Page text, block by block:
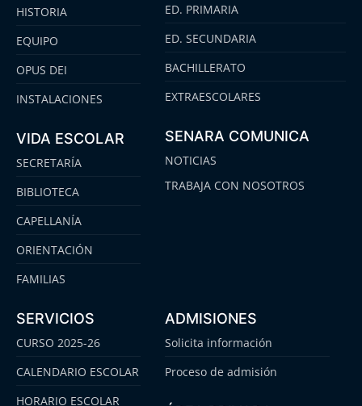
HISTORIA
EQUIPO
OPUS DEI
INSTALACIONES
VIDA ESCOLAR
SECRETARÍA
BIBLIOTECA
CAPELLANÍA
ORIENTACIÓN
FAMILIAS
ED. PRIMARIA
ED. SECUNDARIA
BACHILLERATO
EXTRAESCOLARES
SENARA COMUNICA
NOTICIAS
TRABAJA CON NOSOTROS
SERVICIOS
CURSO 2025-26
CALENDARIO ESCOLAR
HORARIO ESCOLAR
ADMISIONES
Solicita información
Proceso de admisión